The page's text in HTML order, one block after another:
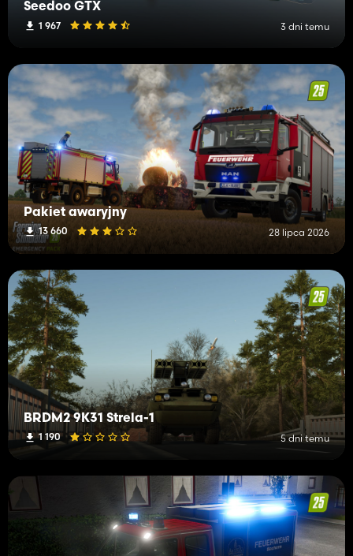
Seedoo GTX
1 967 3 dni temu
Pakiet awaryjny
13 660 28 lipca 2026
BRDM2 9K31 Strela-1
1 190 5 dni temu